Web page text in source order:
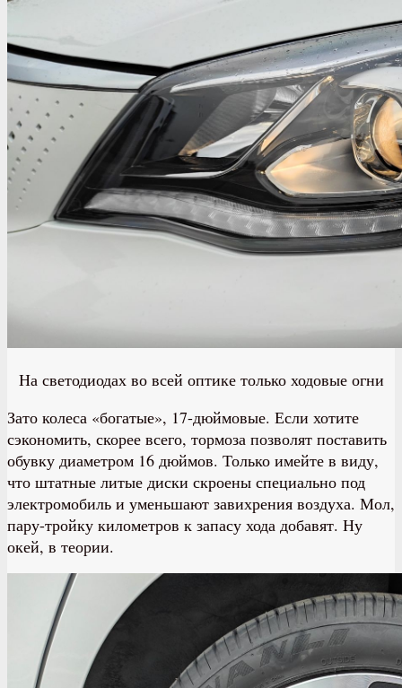
На светодиодах во всей оптике только ходовые огни​
Зато колеса «богатые», 17-дюймовые. Если хотите
сэкономить, скорее всего, тормоза позволят поставить
обувку диаметром 16 дюймов. Только имейте в виду,
что штатные литые диски скроены специально под
электромобиль и уменьшают завихрения воздуха. Мол,
пару-тройку километров к запасу хода добавят. Ну
окей, в теории.